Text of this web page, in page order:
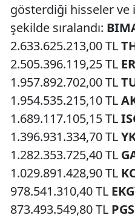
gösterdiği hisseler ve
şekilde sıralandı:
2.633.625.213,00 TL
2.505.396.119,25 TL
1.957.892.702,00 TL
1.954.535.215,10 TL
1.689.117.105,15 TL
1.396.931.334,70 TL
1.282.353.725,40 TL
1.029.891.428,90 TL
978.541.310,40 TL
873.493.549,80 TL